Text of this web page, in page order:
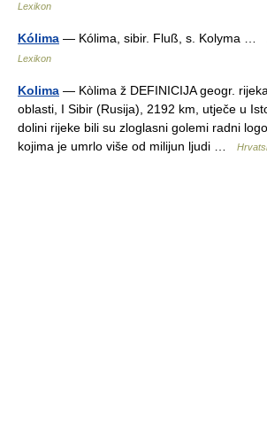
Lexikon
Kólima — Kólima, sibir. Fluß, s. Kolyma …
Lexikon
Kolima — Kòlima ž DEFINICIJA geogr.
oblasti, I Sibir (Rusija), 2192 km, utječe u
dolini rijeke bili su zloglasni golemi radni
kojima je umrlo više od milijun ljudi …